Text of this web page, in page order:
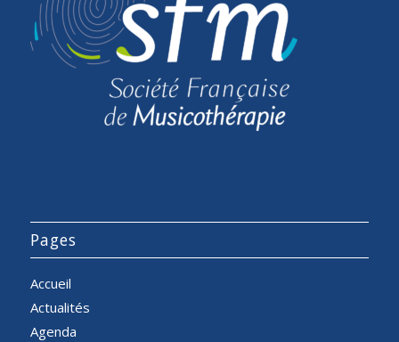
Pages
Accueil
Actualités
Agenda